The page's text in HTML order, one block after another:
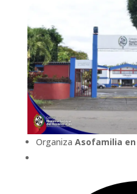
Organiza Asofamilia en